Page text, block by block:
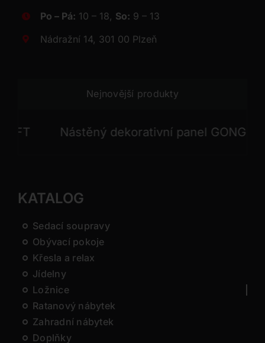
Po – Pá: 10 – 18, So: 9 – 13
Nádražní 14, 301 00 Plzeň
Nejnovější produkty
Nástěný dekorativní panel GONG
KATALOG
Sedací soupravy
Obývací pokoje
Křesla a relax
Jídelny
Ložnice
Ratanový nábytek
Zahradní nábytek
Doplňky